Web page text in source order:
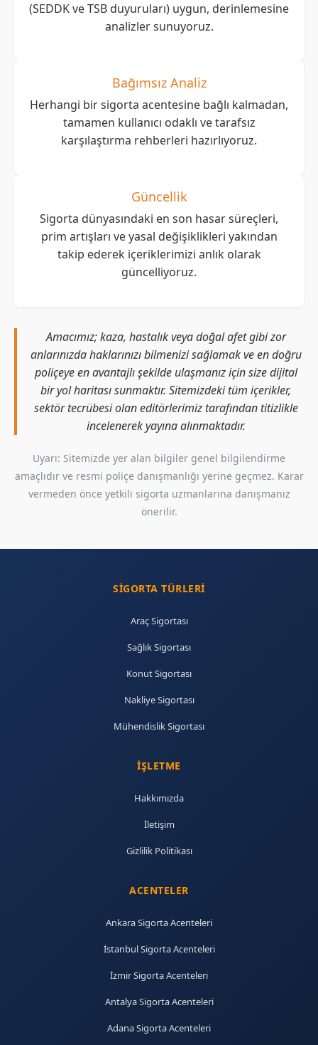
(SEDDK ve TSB duyuruları) uygun, derinlemesine
analizler sunuyoruz.
Bağımsız Analiz
Herhangi bir sigorta acentesine bağlı kalmadan,
tamamen kullanıcı odaklı ve tarafsız
karşılaştırma rehberleri hazırlıyoruz.
Güncellik
Sigorta dünyasındaki en son hasar süreçleri,
prim artışları ve yasal değişiklikleri yakından
takip ederek içeriklerimizi anlık olarak
güncelliyoruz.
Amacımız; kaza, hastalık veya doğal afet gibi zor
anlarınızda haklarınızı bilmenizi sağlamak ve en doğru
poliçeye en avantajlı şekilde ulaşmanız için size dijital
bir yol haritası sunmaktır. Sitemizdeki tüm içerikler,
sektör tecrübesi olan editörlerimiz tarafından titizlikle
incelenerek yayına alınmaktadır.
Uyarı: Sitemizde yer alan bilgiler genel bilgilendirme
amaçlıdır ve resmi poliçe danışmanlığı yerine geçmez. Karar
vermeden önce yetkili sigorta uzmanlarına danışmanız
önerilir.
SIGORTA TÜRLERI
Araç Sigortası
Sağlık Sigortası
Konut Sigortası
Nakliye Sigortası
Mühendislik Sigortası
İŞLETME
Hakkımızda
İletişim
Gizlilik Politikası
ACENTELER
Ankara Sigorta Acenteleri
İstanbul Sigorta Acenteleri
İzmir Sigorta Acenteleri
Antalya Sigorta Acenteleri
Adana Sigorta Acenteleri